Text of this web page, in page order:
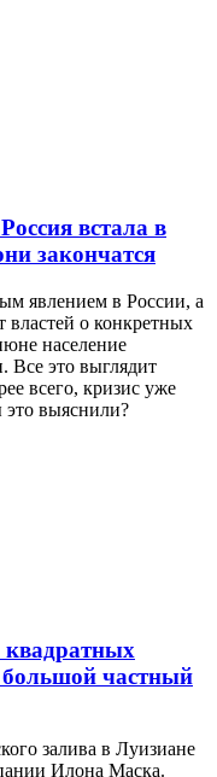
встала в
закончатся
явлением в России, а
о конкретных
население
Все это выглядит
всего, кризис уже
выяснили?
квадратных
частный
залива в Луизиане
Илона Маска.